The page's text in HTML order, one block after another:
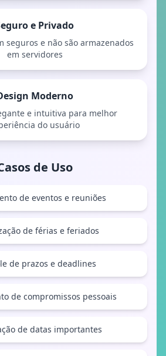
e Privado
seguros e não são armazenados
em servidores
Moderno
e intuitiva para melhor
do usuário
de Uso
de eventos e reuniões
de férias e feriados
de prazos e deadlines
de compromissos pessoais
de datas importantes